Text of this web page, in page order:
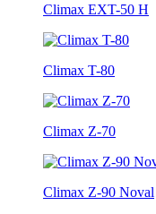
Climax EXT-50 H
Climax T-80
Climax Z-70
Climax Z-90 Noval